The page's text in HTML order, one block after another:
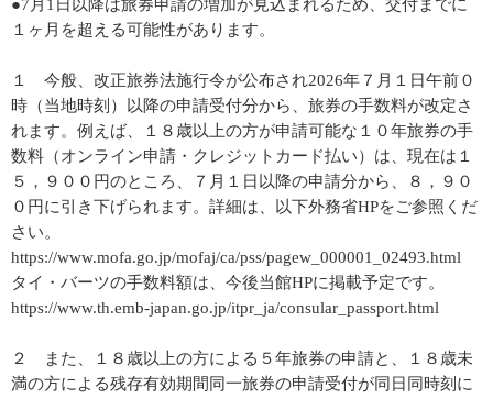
●7月1日以降は旅券申請の増加が見込まれるため、交付までに
１ヶ月を超える可能性があります。
１ 今般、改正旅券法施行令が公布され2026年７月１日午前０
時（当地時刻）以降の申請受付分から、旅券の手数料が改定さ
れます。例えば、１８歳以上の方が申請可能な１０年旅券の手
数料（オンライン申請・クレジットカード払い）は、現在は１
５，９００円のところ、７月１日以降の申請分から、８，９０
０円に引き下げられます。詳細は、以下外務省HPをご参照くだ
さい。
https://www.mofa.go.jp/mofaj/ca/pss/pagew_000001_02493.html
タイ・バーツの手数料額は、今後当館HPに掲載予定です。
https://www.th.emb-japan.go.jp/itpr_ja/consular_passport.html
２ また、１８歳以上の方による５年旅券の申請と、１８歳未
満の方による残存有効期間同一旅券の申請受付が同日同時刻に